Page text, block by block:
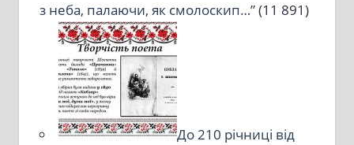
з неба, палаючи, як смолоскип…”(11 891)
До 210 річниці від